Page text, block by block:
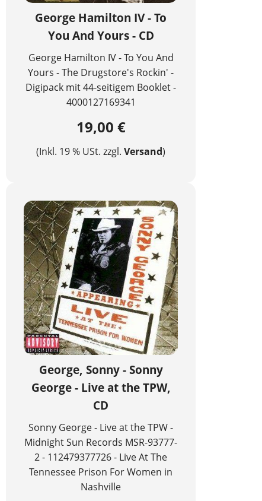
George Hamilton IV - To
You And Yours - CD
George Hamilton IV - To You And
Yours - The Drugstore's Rockin' -
Digipack mit 44-seitigem Booklet -
4000127169341
19,00 €
(Inkl. 19 % USt. zzgl. Versand)
George, Sonny - Sonny
George - Live at the TPW,
CD
Sonny George - Live at the TPW -
Midnight Sun Records MSR-93777-
2 - 112479377726 - Live At The
Tennessee Prison For Women in
Nashville